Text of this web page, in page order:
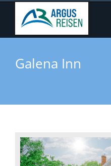
Galena Inn